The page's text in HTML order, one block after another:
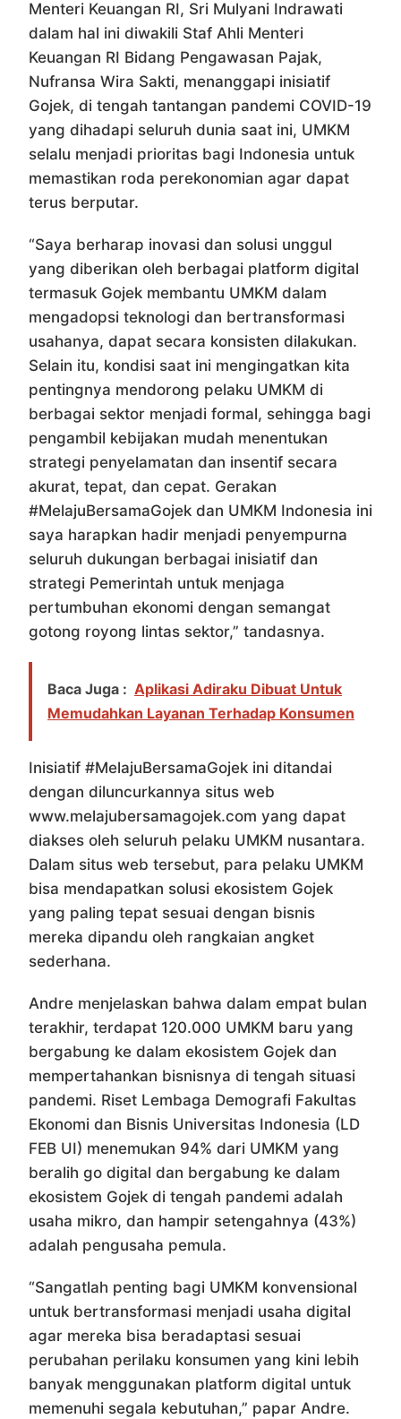
Menteri Keuangan RI, Sri Mulyani Indrawati
dalam hal ini diwakili Staf Ahli Menteri
Keuangan RI Bidang Pengawasan Pajak,
Nufransa Wira Sakti, menanggapi inisiatif
Gojek, di tengah tantangan pandemi COVID-19
yang dihadapi seluruh dunia saat ini, UMKM
selalu menjadi prioritas bagi Indonesia untuk
memastikan roda perekonomian agar dapat
terus berputar.
“Saya berharap inovasi dan solusi unggul
yang diberikan oleh berbagai platform digital
termasuk Gojek membantu UMKM dalam
mengadopsi teknologi dan bertransformasi
usahanya, dapat secara konsisten dilakukan.
Selain itu, kondisi saat ini mengingatkan kita
pentingnya mendorong pelaku UMKM di
berbagai sektor menjadi formal, sehingga bagi
pengambil kebijakan mudah menentukan
strategi penyelamatan dan insentif secara
akurat, tepat, dan cepat. Gerakan
#MelajuBersamaGojek dan UMKM Indonesia ini
saya harapkan hadir menjadi penyempurna
seluruh dukungan berbagai inisiatif dan
strategi Pemerintah untuk menjaga
pertumbuhan ekonomi dengan semangat
gotong royong lintas sektor,” tandasnya.
Baca Juga : Aplikasi Adiraku Dibuat Untuk
Memudahkan Layanan Terhadap Konsumen
Inisiatif #MelajuBersamaGojek ini ditandai
dengan diluncurkannya situs web
www.melajubersamagojek.com yang dapat
diakses oleh seluruh pelaku UMKM nusantara.
Dalam situs web tersebut, para pelaku UMKM
bisa mendapatkan solusi ekosistem Gojek
yang paling tepat sesuai dengan bisnis
mereka dipandu oleh rangkaian angket
sederhana.
Andre menjelaskan bahwa dalam empat bulan
terakhir, terdapat 120.000 UMKM baru yang
bergabung ke dalam ekosistem Gojek dan
mempertahankan bisnisnya di tengah situasi
pandemi. Riset Lembaga Demografi Fakultas
Ekonomi dan Bisnis Universitas Indonesia (LD
FEB UI) menemukan 94% dari UMKM yang
beralih go digital dan bergabung ke dalam
ekosistem Gojek di tengah pandemi adalah
usaha mikro, dan hampir setengahnya (43%)
adalah pengusaha pemula.
“Sangatlah penting bagi UMKM konvensional
untuk bertransformasi menjadi usaha digital
agar mereka bisa beradaptasi sesuai
perubahan perilaku konsumen yang kini lebih
banyak menggunakan platform digital untuk
memenuhi segala kebutuhan,” papar Andre.